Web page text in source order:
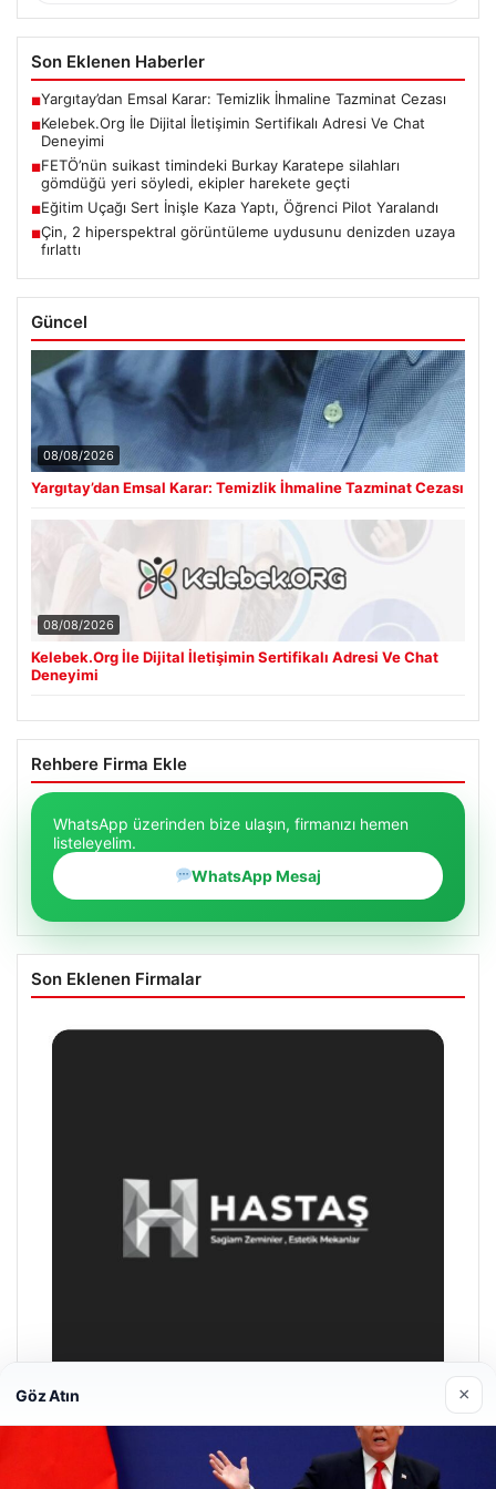
Son Eklenen Haberler
■Yargıtay’dan Emsal Karar: Temizlik İhmaline Tazminat Cezası
■Kelebek.Org İle Dijital İletişimin Sertifikalı Adresi Ve Chat
Deneyimi
■FETÖ’nün suikast timindeki Burkay Karatepe silahları
gömdüğü yeri söyledi, ekipler harekete geçti
■Eğitim Uçağı Sert İnişle Kaza Yaptı, Öğrenci Pilot Yaralandı
■Çin, 2 hiperspektral görüntüleme uydusunu denizden uzaya
fırlattı
Güncel
08/08/2026
Yargıtay’dan Emsal Karar: Temizlik İhmaline Tazminat Cezası
08/08/2026
Kelebek.Org İle Dijital İletişimin Sertifikalı Adresi Ve Chat
Deneyimi
Rehbere Firma Ekle
WhatsApp üzerinden bize ulaşın, firmanızı hemen
listeleyelim.
WhatsApp Mesaj
Son Eklenen Firmalar
Enes Kaplan Avukatlık Bürosu
Göz Atın ×